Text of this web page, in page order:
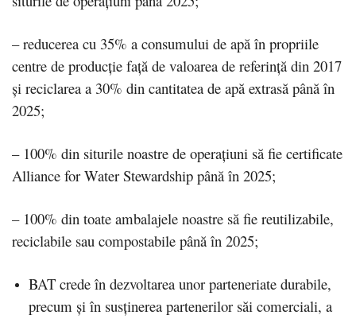
– reducerea cu 35% a consumului de apă în propriile
centre de producție față de valoarea de referință din 2017
și reciclarea a 30% din cantitatea de apă extrasă până în
2025;
– 100% din siturile noastre de operațiuni să fie certificate
Alliance for Water Stewardship până în 2025;
– 100% din toate ambalajele noastre să fie reutilizabile,
reciclabile sau compostabile până în 2025;
BAT crede în dezvoltarea unor parteneriate durabile,
precum și în susținerea partenerilor săi comerciali, a